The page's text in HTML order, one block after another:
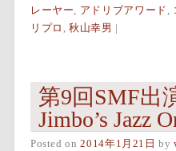
レーヤー
アドリブアワード
リプロ
,秋山幸男 |
第9回SMF
Jimbo’s Jazz
Posted on2014年1月21日 by